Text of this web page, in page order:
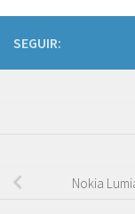
SEGUIR:
Nokia